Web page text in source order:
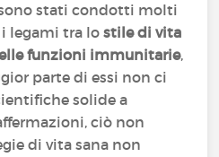
stati condotti molti
legami tra lostile di vita
funzioni immunitarie,
parte di essi non ci
solide a
ciò non
di vita sana non